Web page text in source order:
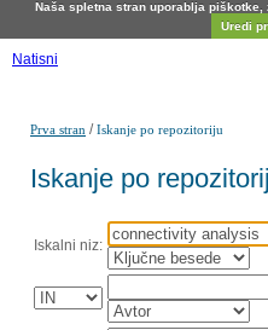
Naša spletna stran uporablja
Uredi
Natisni
Prva stran /Iskanje po repozitoriju
Iskanje po
Iskalni niz: